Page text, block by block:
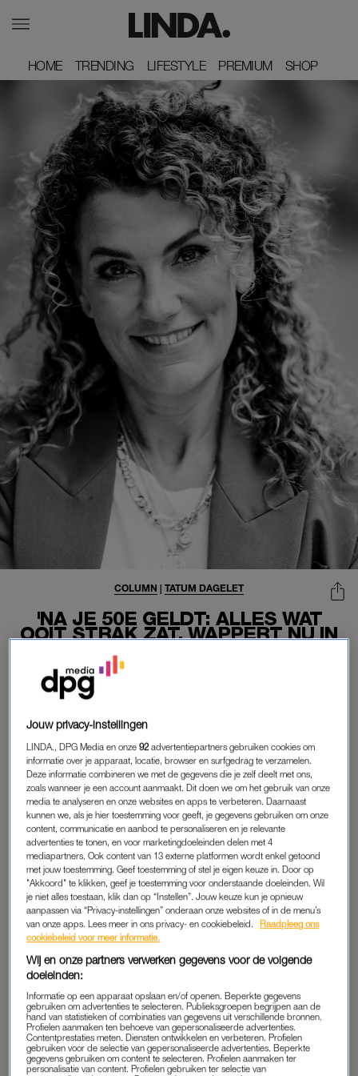
HOME
HOME TRENDING
TRENDING LIFESTYLE
LIFESTYLE PREMIUM
PREMIUM SHOP
SHOP
'NA JE 50E GELDT: ALLES WAT
OOIT STRAK ZAT, WAPPERT NU IN
COLUMN | TATUM DAGELET
12-06-2026
verschoven. Nee. Van een discreet hoekje achterin de
sportschool naar het midden van de mannenafdeling.
Daar waar al die stoere boys met zware gewichten in de
weer zijn.
Voor wie het toestel niet kent: debootybuilderis dat apparaat
waarbij je op een bankje ligt, een brede band over je heupen
doet en vervolgens je billen ritmisch omhoogduwt. Omhoog,
omlaag, omhoog. Een soort neukbeweging die bedoeld is voor
je bilspieren. Kijk, een platte, uitgezakte kont krijg je er op een
gegeven moment gratis bij. Ik dank voor de eer. Dus ik booty-
gesport door een operatie.
Na je vijftigste is twee maanden stilzitten niet gewoon ‘even
conditie verliezen’. Alles wat ooit strak zat, wappert nu zelfs in
de wind. Maar waar eerst alleen een verdwaalde yogamat en
wat vijftigplusvrouwen getuige waren van mijn trainingsroutine,
Jouw privacy-instellingen
LINDA., DPG Media en onze92 advertentiepartners gebruiken cookies om
informatie over je apparaat, locatie, browser en surfgedrag te verzamelen.
Deze informatie combineren we met de gegevens die je zelf deelt met ons,
zoals wanneer je een account aanmaakt. Dit doen we om het gebruik van onze
media te analyseren en onze websites en apps te verbeteren. Daarnaast
kunnen we, als je hier toestemming voor geeft, je gegevens gebruiken om onze
content, communicatie en aanbod te personaliseren en je relevante
advertenties te tonen, en voor marketingdoeleinden delen met 4
mediapartners. Ook content van 13 externe platformen wordt enkel getoond
met jouw toestemming. Geef toestemming of stel je eigen keuze in. Door op
"Akkoord" te klikken, geef je toestemming voor onderstaande doeleinden. Wil
je niet alles toestaan, klik dan op “Instellen”. Jouw keuze kun je opnieuw
aanpassen via “Privacy-instellingen” onderaan onze websites of in de menu’s
van onze apps. Lees meer in ons privacy- en cookiebeleid.
Raadpleeg ons
cookiebeleid voor meer informatie.
Wij en onze partners verwerken gegevens voor de volgende
doeleinden:
Informatie op een apparaat opslaan en/of openen. Beperkte gegevens
gebruiken om advertenties te selecteren. Publieksgroepen begrijpen aan de
hand van statistieken of combinaties van gegevens uit verschillende bronnen.
Profielen aanmaken ten behoeve van gepersonaliseerde advertenties.
Contentprestaties meten. Diensten ontwikkelen en verbeteren. Profielen
gebruiken voor de selectie van gepersonaliseerde advertenties. Beperkte
gegevens gebruiken om content te selecteren. Profielen aanmaken ter
personalisatie van content. Profielen gebruiken ter selectie van